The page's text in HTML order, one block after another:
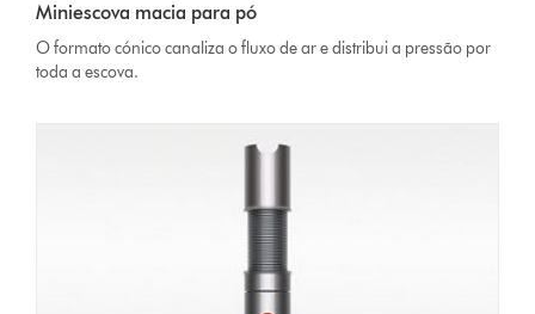
Miniescova macia para pó
O formato cónico canaliza o fluxo de ar e distribui a pressão por
toda a escova.